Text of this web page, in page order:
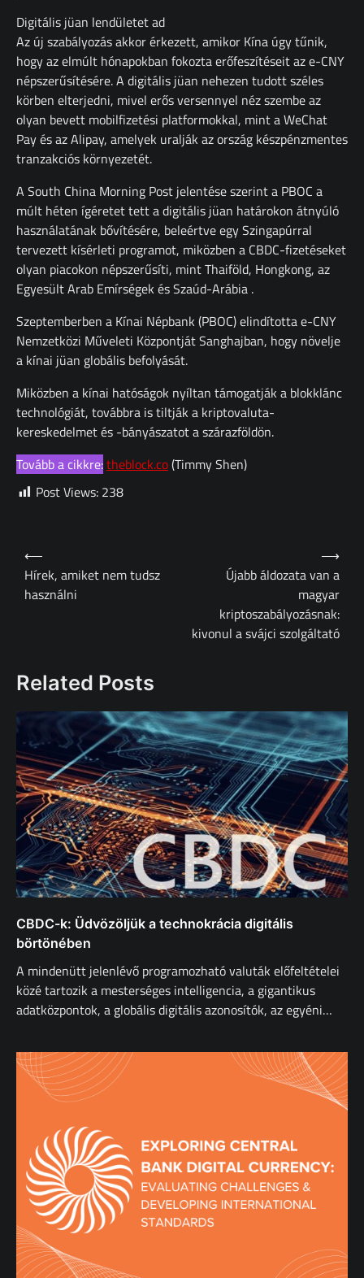
Digitális jüan lendületet ad
Az új szabályozás akkor érkezett, amikor Kína úgy tűnik,
hogy az elmúlt hónapokban fokozta erőfeszítéseit az e-CNY
népszerűsítésére. A digitális jüan nehezen tudott széles
körben elterjedni, mivel erős versennyel néz szembe az
olyan bevett mobilfizetési platformokkal, mint a WeChat
Pay és az Alipay, amelyek uralják az ország készpénzmentes
tranzakciós környezetét.
A South China Morning Post jelentése szerint a PBOC a
múlt héten ígéretet tett a digitális jüan határokon átnyúló
használatának bővítésére, beleértve egy Szingapúrral
tervezett kísérleti programot, miközben a CBDC-fizetéseket
olyan piacokon népszerűsíti, mint Thaiföld, Hongkong, az
Egyesült Arab Emírségek és Szaúd-Arábia .
Szeptemberben a Kínai Népbank (PBOC) elindította e-CNY
Nemzetközi Műveleti Központját Sanghajban, hogy növelje
a kínai jüan globális befolyását.
Miközben a kínai hatóságok nyíltan támogatják a blokklánc
technológiát, továbbra is tiltják a kriptovaluta-
kereskedelmet és -bányászatot a szárazföldön.
Tovább a cikkre:theblock.co(Timmy Shen)
Post Views: 238
Bejegyzés
navigáció
⟵
Hírek, amiket nem tudsz
használni
Újabb áldozata van a
magyar
kriptoszabályozásnak:
kivonul a svájci szolgáltató
⟶
Related Posts
CBDC-k: Üdvözöljük a technokrácia digitális
börtönében
A mindenütt jelenlévő programozható valuták előfeltételei
közé tartozik a mesterséges intelligencia, a gigantikus
adatközpontok, a globális digitális azonosítók, az egyéni…